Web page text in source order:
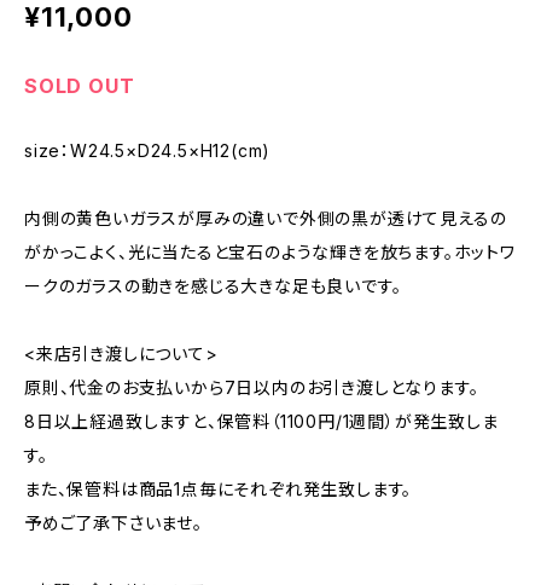
¥11,000
SOLD OUT
size：W24.5×D24.5×H12(cm)
内側の黄色いガラスが厚みの違いで外側の黒が透けて見えるの
がかっこよく、光に当たると宝石のような輝きを放ちます。ホットワ
ークのガラスの動きを感じる大きな足も良いです。
<来店引き渡しについて>
原則、代金のお支払いから7日以内のお引き渡しとなります。
8日以上経過致しますと、保管料（1100円/1週間）が発生致しま
す。
また、保管料は商品1点毎にそれぞれ発生致します。
予めご了承下さいませ。